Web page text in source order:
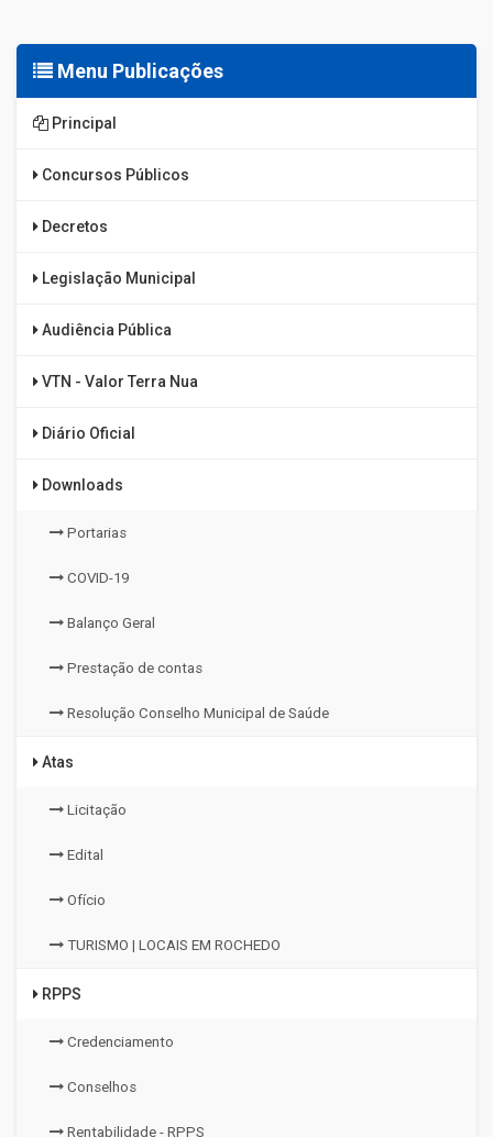
Menu Publicações
Principal
Concursos Públicos
Decretos
Legislação Municipal
Audiência Pública
VTN - Valor Terra Nua
Diário Oficial
Downloads
Portarias
COVID-19
Balanço Geral
Prestação de contas
Resolução Conselho Municipal de Saúde
Atas
Licitação
Edital
Ofício
TURISMO | LOCAIS EM ROCHEDO
RPPS
Credenciamento
Conselhos
Rentabilidade - RPPS